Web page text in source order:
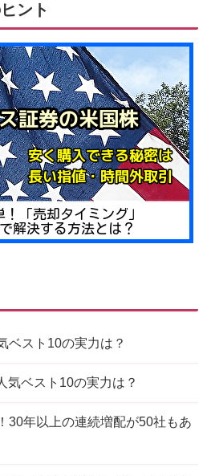
ント
ベスト10の実力は？
気ベスト10の実力は？
30年以上の連続増配が50社もあ